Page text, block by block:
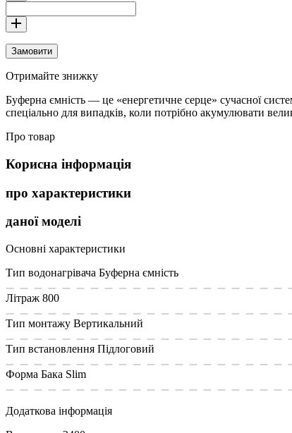
Замовити
Отримайте знижку
Буферна ємність — це «енергетичне серце» сучасної
спеціально для випадків, коли потрібно акумулювати
Про товар
Корисна інформація
про характеристики
даної моделі
Основні характеристики
Тип водонагрівача Буферна ємність
Літраж 800
Тип монтажу Вертикальний
Тип встановлення Підлоговий
Форма Бака Slim
Додаткова інформація